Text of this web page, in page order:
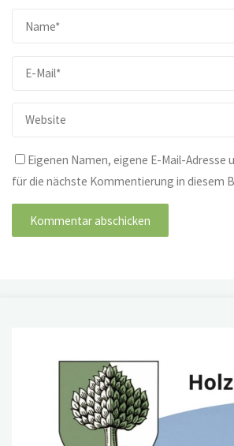
Eigenen Namen, eigene E-Mail-Adresse
für die nächste Kommentierung in diesem